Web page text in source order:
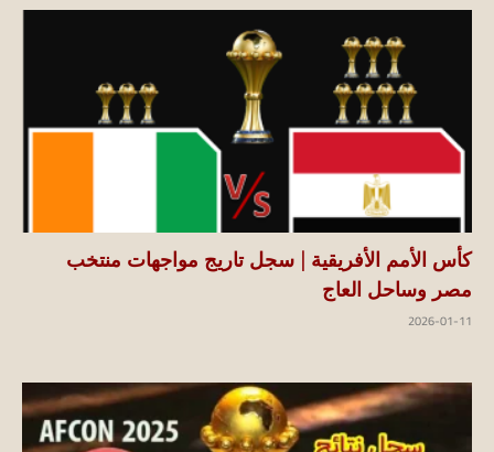
كأس الأمم الأفريقية | سجل تاريج مواجهات منتخب
مصر وساحل العاج
2026-01-11